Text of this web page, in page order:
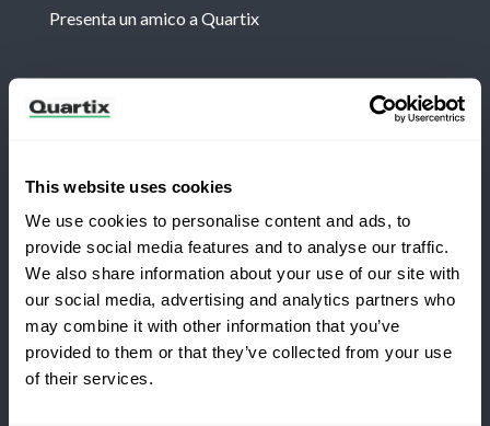
This website uses cookies
We use cookies to personalise content and ads, to
provide social media features and to analyse our traffic.
We also share information about your use of our site with
our social media, advertising and analytics partners who
may combine it with other information that you’ve
provided to them or that they’ve collected from your use
of their services.
Presenta un amico a Quartix
Newsletter
di Quartix
Termini e condizioniInformativa sulla privacy
Avviso legale
Passa a Quartix